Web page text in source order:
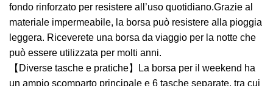
fondo rinforzato per resistere all’uso quotidiano.Grazie al
materiale impermeabile, la borsa può resistere alla pioggia
leggera. Riceverete una borsa da viaggio per la notte che
può essere utilizzata per molti anni.
【Diverse tasche e pratiche】La borsa per il weekend ha
un ampio scomparto principale e 6 tasche separate, tra cui